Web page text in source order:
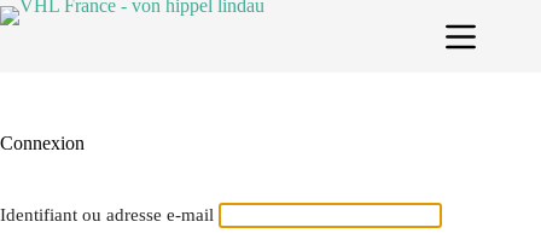
Passer
au
Connexion
Identifiant ou adresse e-mail